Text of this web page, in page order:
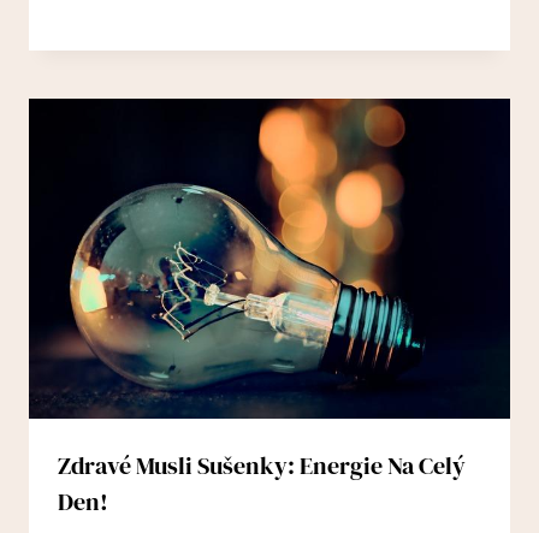
Zdravé Musli Sušenky: Energie Na Celý
Den!